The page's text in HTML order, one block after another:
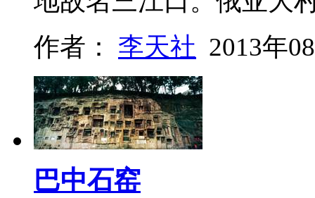
作者： 李天社 2013年
巴中石窑